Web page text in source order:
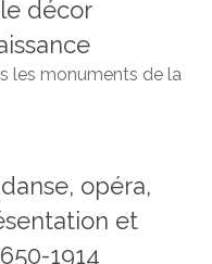
décor
les monuments de la
opéra,
et
1914